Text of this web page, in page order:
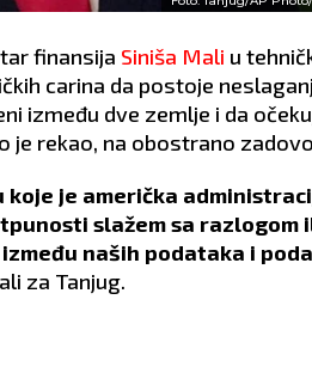
finansija Siniša Mali u
carina da postoje
između dve zemlje i da
je rekao, na obostrano
je američka
slažem sa
naših podataka i
za Tanjug.